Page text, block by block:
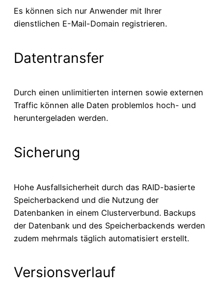
Es können sich nur Anwender mit Ihrer
dienstlichen E-Mail-Domain registrieren.
Datentransfer
Durch einen unlimitierten internen sowie externen
Traffic können alle Daten problemlos hoch- und
heruntergeladen werden.
Sicherung
Hohe Ausfallsicherheit durch das RAID-basierte
Speicherbackend und die Nutzung der
Datenbanken in einem Clusterverbund. Backups
der Datenbank und des Speicherbackends werden
zudem mehrmals täglich automatisiert erstellt.
Versionsverlauf